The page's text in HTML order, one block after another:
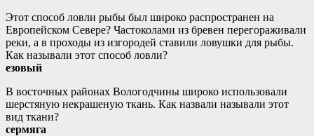
Этот способ ловли рыбы был широко распространен на
Европейском Севере? Частоколами из бревен перегораживали
реки, а в проходы из изгородей ставили ловушки для рыбы.
Как называли этот способ ловли?
езовый
В восточных районах Вологодчины широко использовали
шерстяную некрашеную ткань. Как назвали называли этот
вид ткани?
сермяга